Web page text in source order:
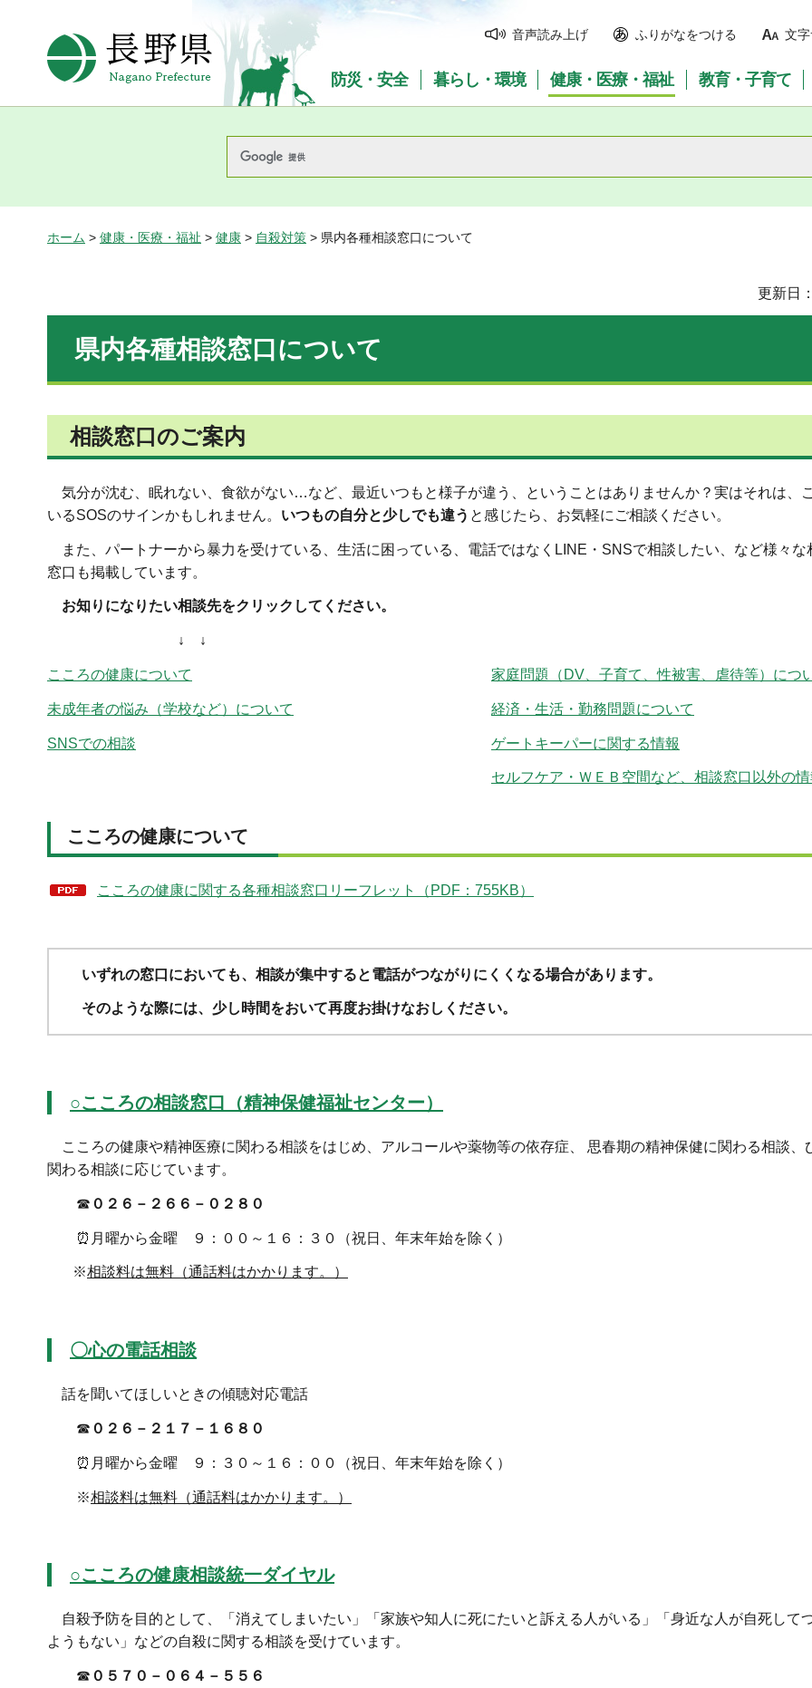
長野県Nagano Prefecture
音声読み上げ ふりがなをつける 文
防災・安全 暮らし・環境 健康・医療・福祉 教育・子育て
ホーム > 健康・医療・福祉 > 健康 > 自殺対策 > 県内各種相談窓口について
更新日
県内各種相談窓口について
相談窓口のご案内
気分が沈む、眠れない、食欲がない…など、最近いつもと様子が違う、ということはありませんか？実はそれは、
いるSOSのサインかもしれません。 いつもの自分と少しでも違う と感じたら、お気軽にご相談ください。
また、パートナーから暴力を受けている、生活に困っている、電話ではなくLINE・SNSで相談したい、など様々な
窓口も掲載しています。
お知りになりたい相談先をクリックしてください。
↓ ↓
こころの健康について
未成年者の悩み（学校など）について
SNSでの相談
家庭問題（DV、子育て、性被害、虐待等）につ
経済・生活・勤務問題について
ゲートキーパーに関する情報
セルフケア・ＷＥＢ空間など、相談窓口以外の情
こころの健康について
こころの健康に関する各種相談窓口リーフレット（PDF：755KB）
いずれの窓口においても、 相談が集中すると電話がつながりにくくなる場合があります。
そのような際には、少し時間をおいて再度お掛けなおしください。
○こころの相談窓口（精神保健福祉センター）
こころの健康や精神医療に関わる相談をはじめ、アルコールや薬物等の依存症、 思春期の精神保健に関わる相談、
関わる相談に応じています。
☎ ０２６－２６６－０２８０
⏰月曜から金曜 ９：００～１６：３０（祝日、年末年始を除く）
※相談料は無料（通話料はかかります。）
〇心の電話相談
話を聞いてほしいときの傾聴対応電話
☎ ０２６－２１７－１６８０
⏰月曜から金曜 ９：３０～１６：００（祝日、年末年始を除く）
※相談料は無料（通話料はかかります。）
○こころの健康相談統一ダイヤル
自殺予防を目的として、「消えてしまいたい」「家族や知人に死にたいと訴える人がいる」「身近な人が自死して
ようもない」などの自殺に関する相談を受けています。
☎ ０５７０－０６４－５５６